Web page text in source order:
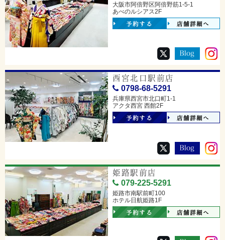
大阪市阿倍野区阿倍野筋1-5-1
あべのルシアス2F
予約する 店舗詳細へ
西宮北口駅前店
0798-68-5291
兵庫県西宮市北口町1-1
アクタ西宮 西館2F
予約する 店舗詳細へ
姫路駅前店
079-225-5291
姫路市南駅前町100
ホテル日航姫路1F
予約する 店舗詳細へ